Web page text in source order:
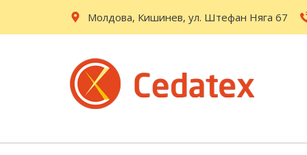
Молдова, Кишинев, ул. Штефан Няга 67